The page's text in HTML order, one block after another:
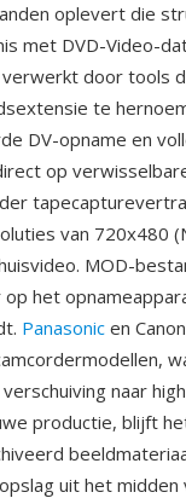
oplevert die
met DVD-Video-
door tools
te
DV-opname en
op
van 720x480
MOD-
het
Panasonic en
naar
productie, blijft
uit het midden